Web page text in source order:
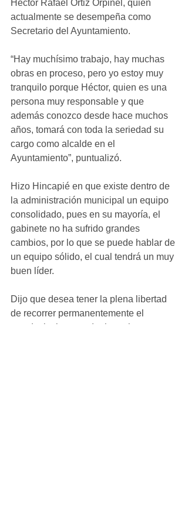
Héctor Rafael Ortiz Orpinel, quien
actualmente se desempeña como
Secretario del Ayuntamiento.
“Hay muchísimo trabajo, hay muchas
obras en proceso, pero yo estoy muy
tranquilo porque Héctor, quien es una
persona muy responsable y que
además conozco desde hace muchos
años, tomará con toda la seriedad su
cargo como alcalde en el
Ayuntamiento”, puntualizó.
Hizo Hincapié en que existe dentro de
la administración municipal un equipo
consolidado, pues en su mayoría, el
gabinete no ha sufrido grandes
cambios, por lo que se puede hablar de
un equipo sólido, el cual tendrá un muy
buen líder.
Dijo que desea tener la plena libertad
de recorrer permanentemente el
estado, incluso, poder hacerlo en